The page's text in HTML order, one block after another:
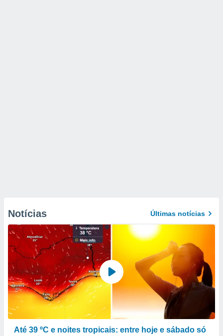
Notícias Últimas notícias
Até 39 ºC e noites tropicais: entre hoje e sábado só